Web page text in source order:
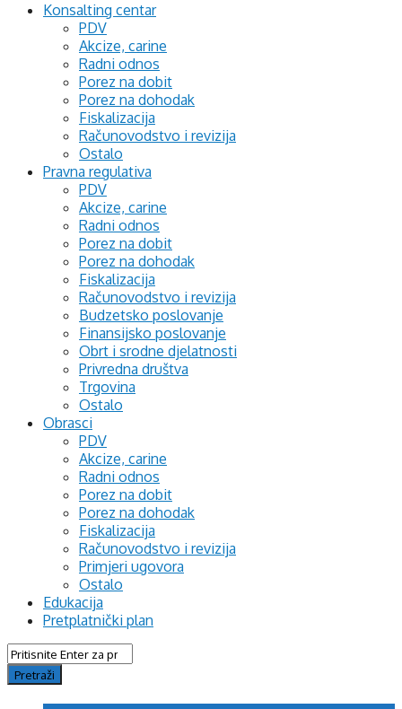
Konsalting centar
PDV
Akcize, carine
Radni odnos
Porez na dobit
Porez na dohodak
Fiskalizacija
Računovodstvo i revizija
Ostalo
Pravna regulativa
PDV
Akcize, carine
Radni odnos
Porez na dobit
Porez na dohodak
Fiskalizacija
Računovodstvo i revizija
Budzetsko poslovanje
Finansijsko poslovanje
Obrt i srodne djelatnosti
Privredna društva
Trgovina
Ostalo
Obrasci
PDV
Akcize, carine
Radni odnos
Porez na dobit
Porez na dohodak
Fiskalizacija
Računovodstvo i revizija
Primjeri ugovora
Ostalo
Edukacija
Pretplatnički plan